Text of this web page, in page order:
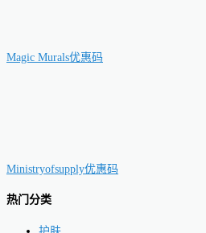
Magic Murals优惠码
Ministryofsupply优惠码
热门分类